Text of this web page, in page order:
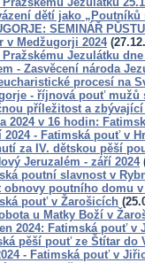
dětí jako
SEMINÁŘ
v Medžugorji 2024
Jezulátku
- Zasvěcení národa
procesí na
- říjnová pouť mužů
příležitost a
2024 v 16 hodin:
2024 - Fatimská pouť v
za IV. dětskou pěší
Jeruzalém - září 2024
poutní slavnost v
obnovy poutního domu
pouť v Žarošicích
u Matky Boží v
2024: Fatimská pouť
pěší pouť ze Štítar do
- Fatimská pouť v